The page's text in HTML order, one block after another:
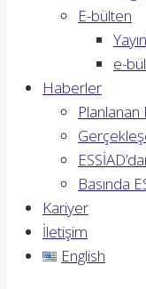
E-bülten
e-
Haberler
Basında
Kariyer
İletişim
English